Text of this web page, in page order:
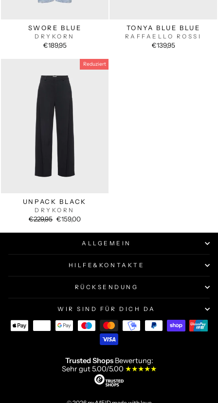
SWORE BLUE
DRYKORN
€189,95
TONYA BLUE BLUE
RAFFAELLO ROSSI
€139,95
Reduziert
UNPACK BLACK
DRYKORN
Normaler
€229,95 Sonderpreis
€159,00
ALLGEMEIN
HILFE&KONTAKTE
RÜCKSENDUNG
WIR SIND FÜR DICH DA
Trusted ShopsBewertung:
Sehr gut 5.00/5.00 ★★★★★